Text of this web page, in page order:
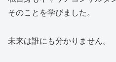
そのことを学びました。
未来は誰にも分かりません。